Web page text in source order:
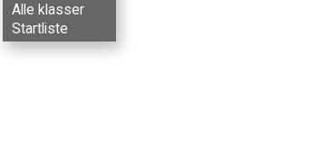
Alle klasser
Startliste